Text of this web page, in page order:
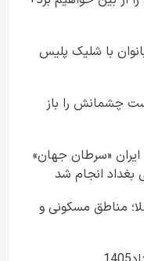
با شلیک پلیس
چشمانش را باز
«سرطان جهان»
بغداد انجام شد
مناطق مسکونی و